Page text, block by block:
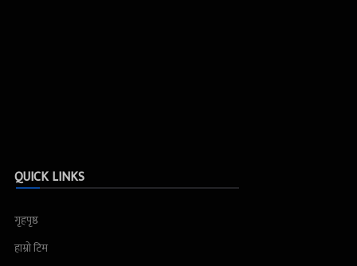
QUICK LINKS
गृहपृष्ठ
हाम्रो टिम